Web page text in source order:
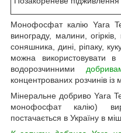
Монофосфат калію Yara
винограду, малини,
соняшника, дині, ріпаку,
можна використовувати
водорозчинними
концентрованих розчинів із
Мінеральне добриво Yara
монофосфат калію)
постачається в Україну в